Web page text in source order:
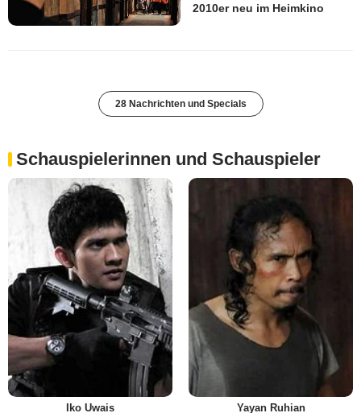
2010er neu im Heimkino
28 Nachrichten und Specials
Schauspielerinnen und Schauspieler
Iko Uwais Yayan Ruhian